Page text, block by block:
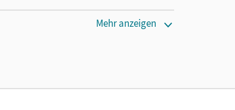
Mehr anzeigen